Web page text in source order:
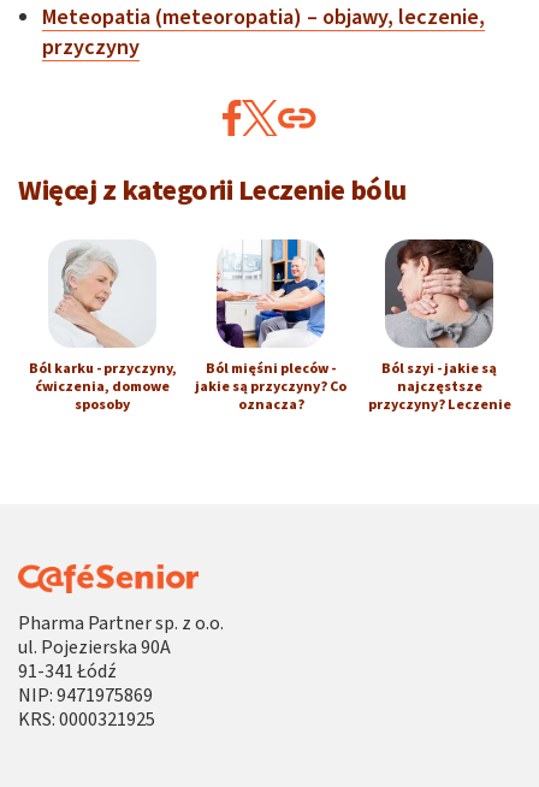
Meteopatia (meteoropatia) – objawy, leczenie,
przyczyny
Więcej z kategorii Leczenie bólu
Ból karku - przyczyny,
ćwiczenia, domowe
sposoby
Ból mięśni pleców -
jakie są przyczyny? Co
oznacza?
Ból szyi - jakie są
najczęstsze
przyczyny? Leczenie
Pharma Partner sp. z o.o.
ul. Pojezierska 90A
91-341 Łódź
NIP: 9471975869
KRS: 0000321925